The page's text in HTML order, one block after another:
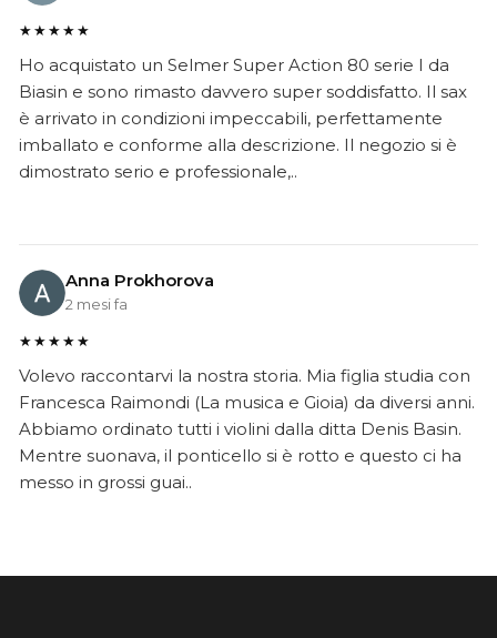
★★★★★
Ho acquistato un Selmer Super Action 80 serie I da
Biasin e sono rimasto davvero super soddisfatto. Il sax
è arrivato in condizioni impeccabili, perfettamente
imballato e conforme alla descrizione. Il negozio si è
dimostrato serio e professionale,..
Anna Prokhorova
2 mesi fa
★★★★★
Volevo raccontarvi la nostra storia. Mia figlia studia con
Francesca Raimondi (La musica e Gioia) da diversi anni.
Abbiamo ordinato tutti i violini dalla ditta Denis Basin.
Mentre suonava, il ponticello si è rotto e questo ci ha
messo in grossi guai..